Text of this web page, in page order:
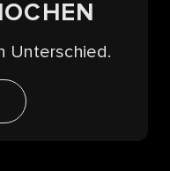
Unterschied.